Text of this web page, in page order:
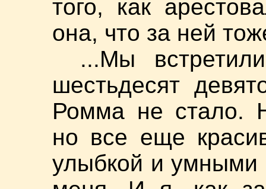
того, как
она, что за ней
...Мы
шестьдесят
Ромма не стало.
но все еще
улыбкой и умными